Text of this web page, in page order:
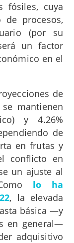
fósiles, cuya
procesos,
(por su
un factor
en el
de
mantienen
y 4.26%
de
en frutas y
conflicto en
un ajuste al
lo ha
, la elevada
básica —y
en general—
adquisitivo